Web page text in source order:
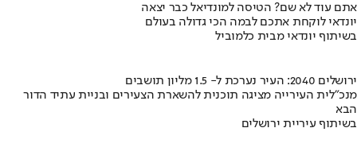
אתם עוד לא שם? הטיסה למונדיאל כבר יצאה
יונדאי לוקחת אתכם לבמה הכי גדולה בעולם
בשיתוף יונדאי מבית כלמוביל
ירושלים 2040: העיר נערכת ל- 1.5 מליון תושבים
מנכ"לית העירייה מציגה תוכנית להשארת הצעירים ובניית עתיד הדור
הבא
בשיתוף עיריית ירושלים